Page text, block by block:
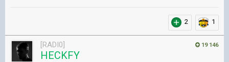
2 1
19 146
[RADI0]
HECKFY